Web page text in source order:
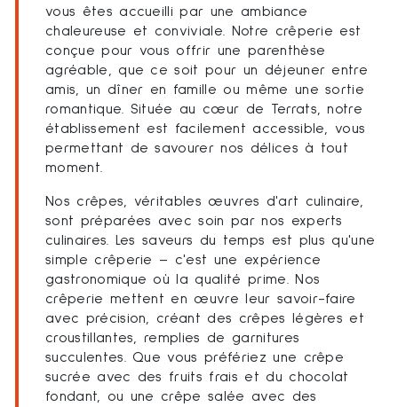
vous êtes accueilli par une ambiance
chaleureuse et conviviale. Notre crêperie est
conçue pour vous offrir une parenthèse
agréable, que ce soit pour un déjeuner entre
amis, un dîner en famille ou même une sortie
romantique. Située au cœur de Terrats, notre
établissement est facilement accessible, vous
permettant de savourer nos délices à tout
moment.
Nos crêpes, véritables œuvres d'art culinaire,
sont préparées avec soin par nos experts
culinaires. Les saveurs du temps est plus qu'une
simple crêperie – c'est une expérience
gastronomique où la qualité prime. Nos
crêperie mettent en œuvre leur savoir-faire
avec précision, créant des crêpes légères et
croustillantes, remplies de garnitures
succulentes. Que vous préfériez une crêpe
sucrée avec des fruits frais et du chocolat
fondant, ou une crêpe salée avec des